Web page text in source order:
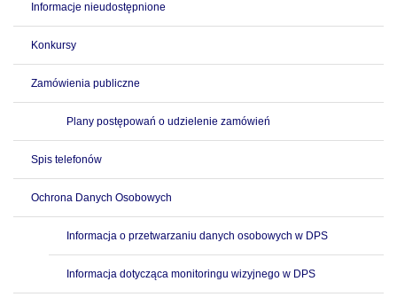
Informacje nieudostępnione
Konkursy
Zamówienia publiczne
Plany postępowań o udzielenie zamówień
Spis telefonów
Ochrona Danych Osobowych
Informacja o przetwarzaniu danych osobowych w DPS
Informacja dotycząca monitoringu wizyjnego w DPS